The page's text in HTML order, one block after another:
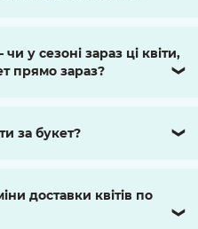
у сезоні зараз ці квіти,
прямо зараз?
❯
за букет? ❯
доставки квітів по
❯